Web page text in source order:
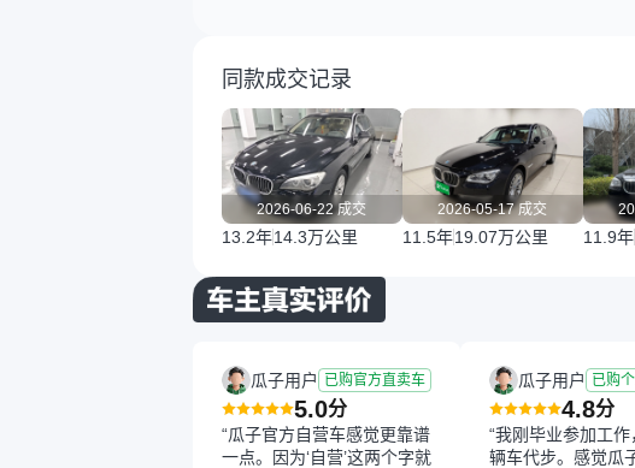
同款成交记录
2026-06-22 成交
13.2年14.3万公里
2026-05-17 成交
11.5年19.07万公里 11.9年
瓜子用户 已购官方直卖车
5.0分
“瓜子官方自营车感觉更靠谱
一点。因为‘自营’这两个字就
瓜子用户 已购
4.8分
“我刚毕业参加工
辆车代步。感觉瓜